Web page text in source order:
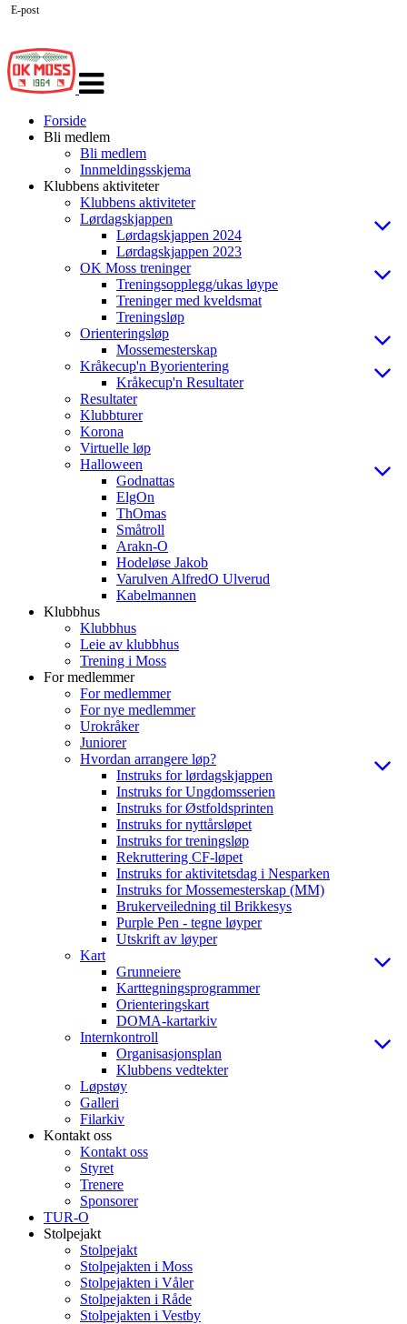
navigasjon
Forside
Bli medlem
Bli medlem
Innmeldingsskjema
Klubbens aktiviteter
Klubbens aktiviteter
Lørdagskjappen
Lørdagskjappen 2024
Lørdagskjappen 2023
OK Moss treninger
Treningsopplegg/ukas løype
Treninger med kveldsmat
Treningsløp
Orienteringsløp
Mossemesterskap
Kråkecup'n Byorientering
Kråkecup'n Resultater
Resultater
Klubbturer
Korona
Virtuelle løp
Halloween
Godnattas
ElgOn
ThOmas
Småtroll
Arakn-O
Hodeløse Jakob
Varulven AlfredO Ulverud
Kabelmannen
Klubbhus
Klubbhus
Leie av klubbhus
Trening i Moss
For medlemmer
For medlemmer
For nye medlemmer
Urokråker
Juniorer
Hvordan arrangere løp?
Instruks for lørdagskjappen
Instruks for Ungdomsserien
Instruks for Østfoldsprinten
Instruks for nyttårsløpet
Instruks for treningsløp
Rekruttering CF-løpet
Instruks for aktivitetsdag i Nesparken
Instruks for Mossemesterskap (MM)
Brukerveiledning til Brikkesys
Purple Pen - tegne løyper
Utskrift av løyper
Kart
Grunneiere
Karttegningsprogrammer
Orienteringskart
DOMA-kartarkiv
Internkontroll
Organisasjonsplan
Klubbens vedtekter
Løpstøy
Galleri
Filarkiv
Kontakt oss
Kontakt oss
Styret
Trenere
Sponsorer
TUR-O
Stolpejakt
Stolpejakt
Stolpejakten i Moss
Stolpejakten i Våler
Stolpejakten i Råde
Stolpejakten i Vestby
E-post